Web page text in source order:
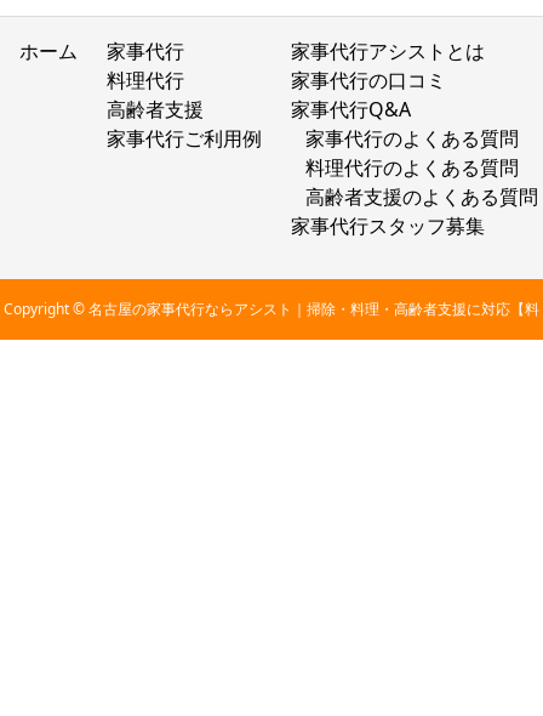
ホーム
家事代行
料理代行
高齢者支援
家事代行ご利用例
家事代行アシストとは
家事代行の口コミ
家事代行Q&A
家事代行のよくある質問
料理代行のよくある質問
高齢者支援のよくある質問
家事代行スタッフ募集
Copyright © 名古屋の家事代行ならアシスト｜掃除・料理・高齢者支援に対応【料